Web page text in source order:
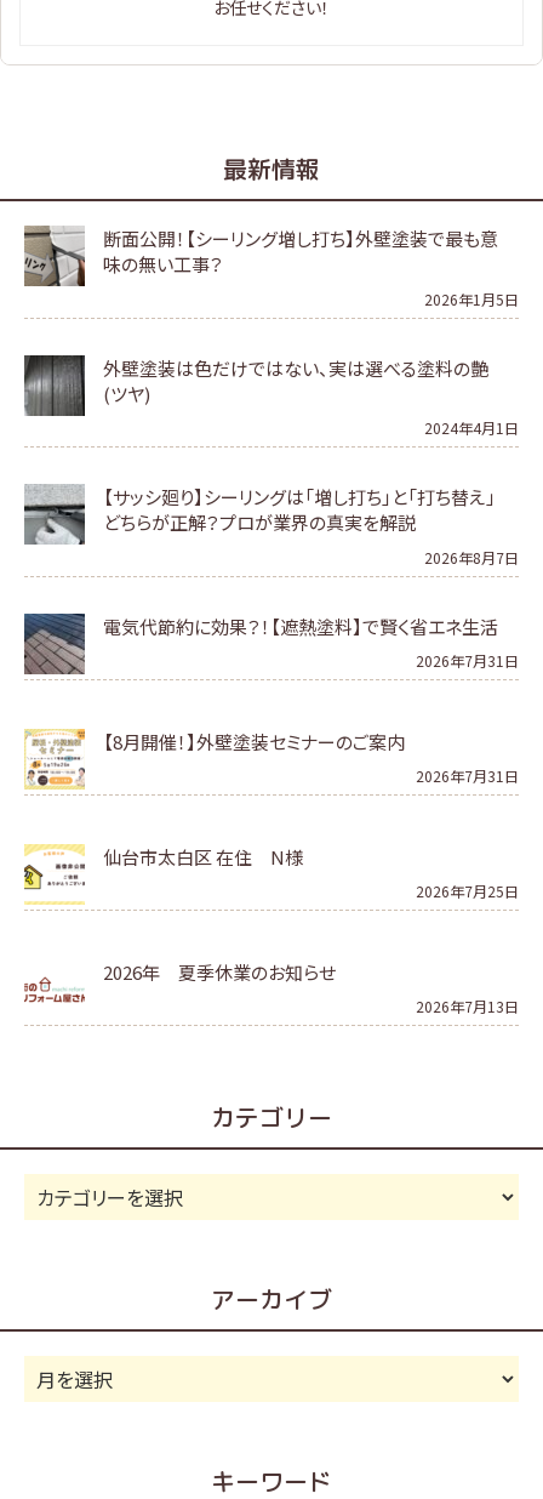
お任せください！
最新情報
断面公開！【シーリング増し打ち】外壁塗装で最も意
味の無い工事？
2026年1月5日
外壁塗装は色だけではない、実は選べる塗料の艶
(ツヤ)
2024年4月1日
【サッシ廻り】シーリングは「増し打ち」と「打ち替え」
どちらが正解？プロが業界の真実を解説
2026年8月7日
電気代節約に効果？！【遮熱塗料】で賢く省エネ生活
2026年7月31日
【8月開催！】外壁塗装セミナーのご案内
2026年7月31日
仙台市太白区 在住 N様
2026年7月25日
2026年 夏季休業のお知らせ
2026年7月13日
カテゴリー
カ
テ
アーカイブ
ー
キーワード